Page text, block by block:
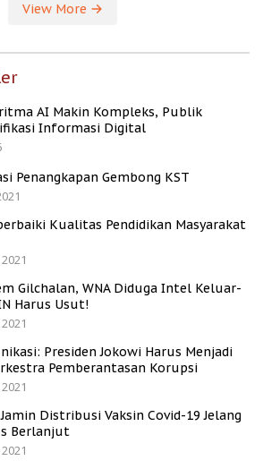
View More
AI Makin Kompleks, Publik
Informasi Digital
Penangkapan Gembong KST
Kualitas Pendidikan Masyarakat
Gilchalan, WNA Diduga Intel Keluar-
Harus Usut!
Presiden Jokowi Harus Menjadi
Pemberantasan Korupsi
Distribusi Vaksin Covid-19 Jelang
Berlanjut